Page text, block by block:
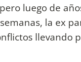
luego de
la ex
llevando